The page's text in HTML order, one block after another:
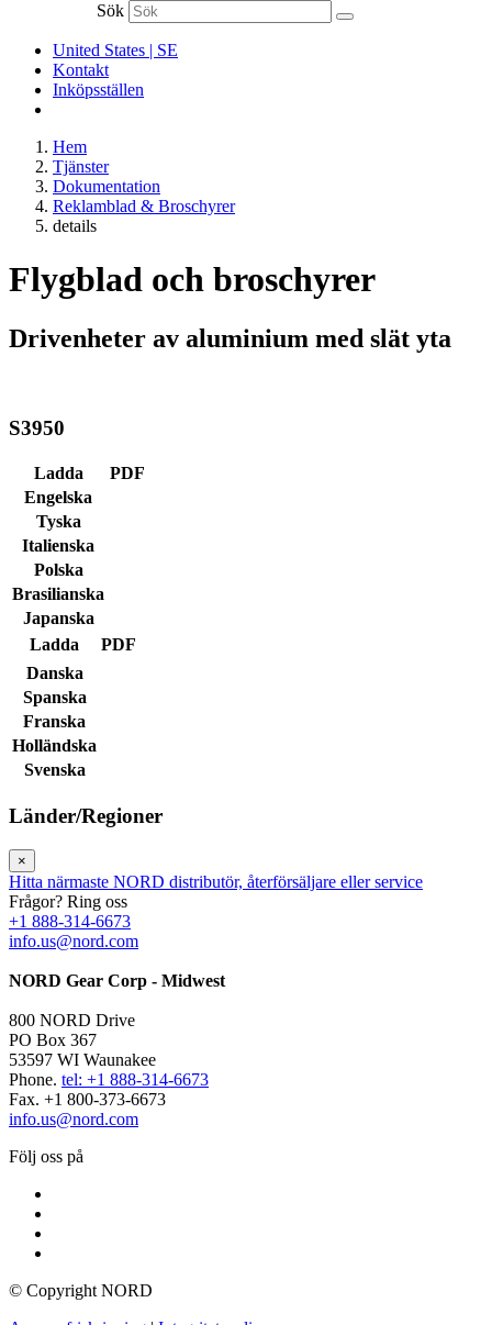
Sök
United States | SE
Kontakt
Inköpsställen
Hem
Tjänster
Dokumentation
Reklamblad & Broschyrer
details
Flygblad och broschyrer
Drivenheter av aluminium med slät yta
S3950
Ladda
PDF
Engelska
Tyska
Italienska
Polska
Brasilianska
Japanska
Ladda
PDF
Danska
Spanska
Franska
Holländska
Svenska
Länder/Regioner
×
Hitta närmaste NORD distributör, återförsäljare eller service
Frågor? Ring oss
+1 888-314-6673
info.us@nord.com
NORD Gear Corp - Midwest
800 NORD Drive
PO Box 367
53597 WI Waunakee
Phone. tel: +1 888-314-6673
Fax. +1 800-373-6673
info.us@nord.com
Följ oss på
© Copyright NORD